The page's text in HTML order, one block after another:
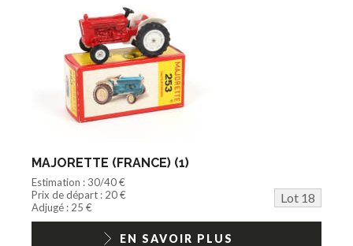
MAJORETTE (FRANCE) (1)
Estimation : 30/40 €
Prix de départ : 20 €
Lot 18
Adjugé : 25 €
EN SAVOIR PLUS